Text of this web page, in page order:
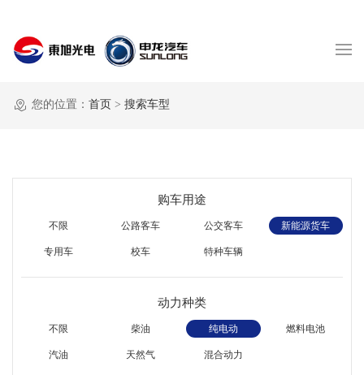
您的位置： 首页 > 搜索车型
购车用途
不限 公路客车 公交客车 新能源货车
专用车 校车 特种车辆
动力种类
不限 柴油 纯电动 燃料电池
汽油 天然气 混合动力